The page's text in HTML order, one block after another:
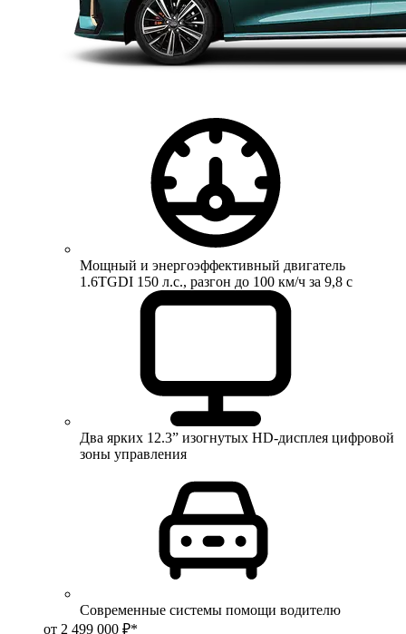
Мощный и энергоэффективный двигатель
1.6TGDI 150 л.с., разгон до 100 км/ч за 9,8 с
Два ярких 12.3” изогнутых HD-дисплея цифровой
зоны управления
Современные системы помощи водителю
от 2 499 000 ₽*